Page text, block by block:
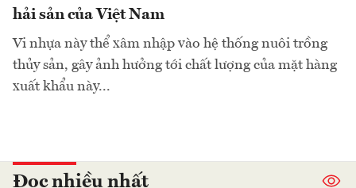
hải sản của Việt Nam
Vi nhựa này thể xâm nhập vào hệ thống nuôi trồng
thủy sản, gây ảnh hưởng tới chất lượng của mặt hàng
xuất khẩu này...
Đọc nhiều nhất